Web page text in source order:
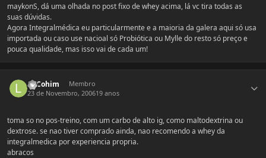
maykonS, dá uma olhada no post fixo de whey acima, lá vc tira todas as
suas dúvidas.
Agora Integralmédica eu particularmente e a maioria da galera aqui só usa
importada ou caso use nacioal só Probiótica ou Mylle do resto só preço e
pouca qualidade, mas isso vai de cada um!
LnCohim
Membro
23 de Novembro, 200619 anos
toma so no pos-treino, com um carbo de alto ig, como maltodextrina ou
dextrose. se nao tiver comprado ainda, nao recomendo a whey da
integralmedica por experiencia propria.
abracos